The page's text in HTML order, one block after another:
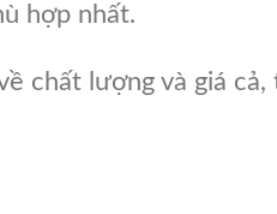
hợp nhất.
chất lượng và giá cả,